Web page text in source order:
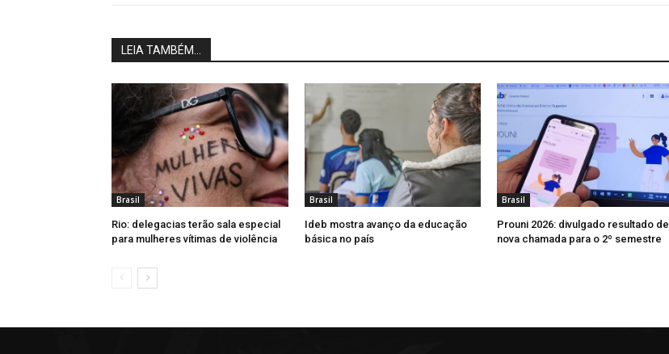
LEIA TAMBÉM...
Brasil
Rio: delegacias terão sala especial
para mulheres vítimas de violência
Brasil
Ideb mostra avanço da educação
básica no país
Brasil
Prouni 2026: divulgado resultado de
nova chamada para o 2º semestre